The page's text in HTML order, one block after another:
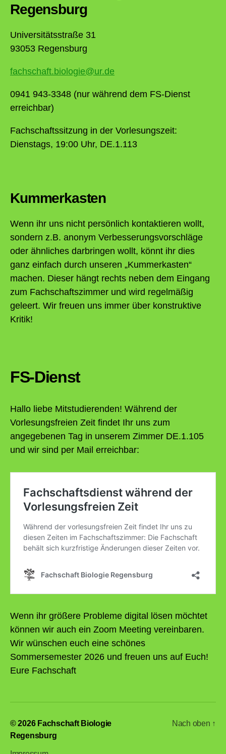
Regensburg
Universitätsstraße 31
93053 Regensburg
fachschaft.biologie@ur.de
0941 943-3348 (nur während dem FS-Dienst
erreichbar)
Fachschaftssitzung in der Vorlesungszeit:
Dienstags, 19:00 Uhr, DE.1.113
Kummerkasten
Wenn ihr uns nicht persönlich kontaktieren wollt,
sondern z.B. anonym Verbesserungsvorschläge
oder ähnliches darbringen wollt, könnt ihr dies
ganz einfach durch unseren „Kummerkasten“
machen. Dieser hängt rechts neben dem Eingang
zum Fachschaftszimmer und wird regelmäßig
geleert. Wir freuen uns immer über konstruktive
Kritik!
FS-Dienst
Hallo liebe Mitstudierenden! Während der
Vorlesungsfreien Zeit findet Ihr uns zum
angegebenen Tag in unserem Zimmer DE.1.105
und wir sind per Mail erreichbar:
Wenn ihr größere Probleme digital lösen möchtet
können wir auch ein Zoom Meeting vereinbaren.
Wir wünschen euch eine schönes
Sommersemester 2026 und freuen uns auf Euch!
Eure Fachschaft
© 2026 Fachschaft Biologie
Regensburg
Nach oben ↑